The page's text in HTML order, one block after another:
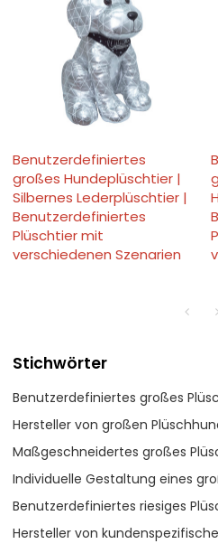
Benutzerdefiniertes
großes Hundeplüschtier |
Silbernes Lederplüschtier |
Benutzerdefiniertes
Plüschtier mit
verschiedenen Szenarien
Stichwörter
Benutzerdefiniertes großes
Hersteller von großen
Maßgeschneidertes großes
Individuelle Gestaltung eines
Benutzerdefiniertes riesiges
Hersteller von